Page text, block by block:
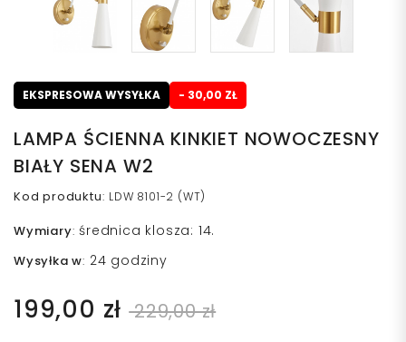
EKSPRESOWA WYSYŁKA - 30,00 ZŁ
LAMPA ŚCIENNA KINKIET NOWOCZESNY
BIAŁY SENA W2
Kod produktu: LDW 8101-2 (WT)
Wymiary: średnica klosza: 14.
Wysyłka w: 24 godziny
199,00 zł 229,00 zł